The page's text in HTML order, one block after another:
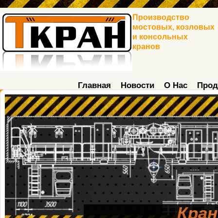
Производство
мостовых, козловых
и консольных
кранов
Главная Новости О Нас